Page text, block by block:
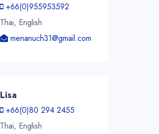
+66(0)955953592
Thai, English
menanuch31@gmail.com
Lisa
+66(0)80 294 2455
Thai, English